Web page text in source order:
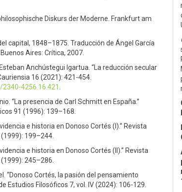
Diskurs der Moderne. Frankfurt am
capital, 1848–1875. Traducción de Ángel García
Aires: Crítica, 2007.
Anchústegui Igartua. “La reducción secular
16 (2021): 421-454.
4256.16.421
“La presencia de Carl Schmitt en España.”
91 (1996): 139–168.
e historia en Donoso Cortés (I).” Revista
199–244.
e historia en Donoso Cortés (II).” Revista
245–286.
“Donoso Cortés, la pasión del pensamiento
Estudios Filosóficos 7, vol. IV (2024): 106-129.